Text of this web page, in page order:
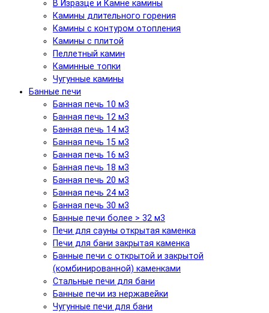
В Изразце и Камне камины
Камины длительного горения
Камины с контуром отопления
Камины с плитой
Пеллетный камин
Каминные топки
Чугунные камины
Банные печи
Банная печь 10 м3
Банная печь 12 м3
Банная печь 14 м3
Банная печь 15 м3
Банная печь 16 м3
Банная печь 18 м3
Банная печь 20 м3
Банная печь 24 м3
Банная печь 30 м3
Банные печи более > 32 м3
Печи для сауны открытая каменка
Печи для бани закрытая каменка
Банные печи с открытой и закрытой
(комбинированной) каменками
Стальные печи для бани
Банные печи из нержавейки
Чугунные печи для бани